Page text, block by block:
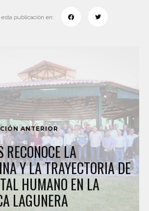
publicación en:
ANTERIOR
RECONOCE LA
Y LA TRAYECTORIA DE
HUMANO EN LA
LAGUNERA